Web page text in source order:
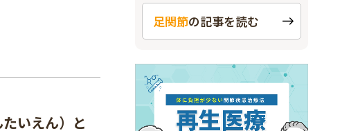
いえん）と
足関節の記事を読む